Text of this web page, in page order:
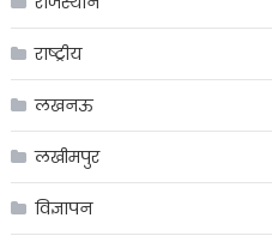
राष्ट्रीय
लखनऊ
लखीमपुर
विज्ञापन